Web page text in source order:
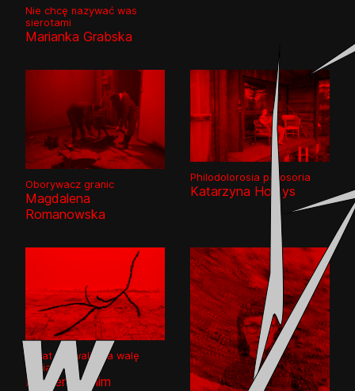
Nie chcę nazywać was
sierotami
Marianka Grabska
Oborywacz granic
Magdalena
Romanowska
Philodolorosia patosoria
Katarzyna Hołdys
Świat się wali a ja walę
konia
Kasper Lecnim